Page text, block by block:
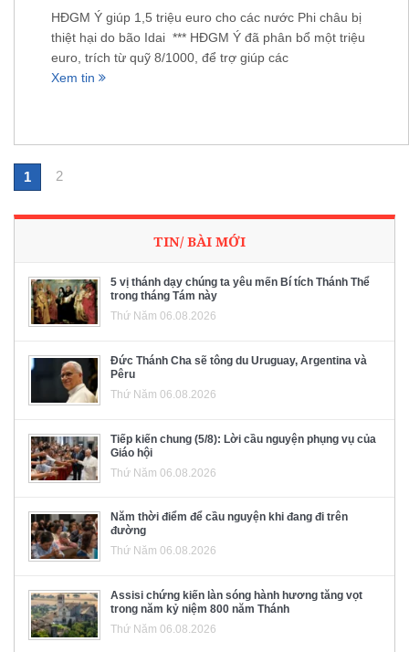
HĐGM Ý giúp 1,5 triệu euro cho các nước Phi châu bị
thiệt hại do bão Idai *** HĐGM Ý đã phân bổ một triệu
euro, trích từ quỹ 8/1000, để trợ giúp các
Xem tin
1 2
TIN/ BÀI MỚI
5 vị thánh dạy chúng ta yêu mến Bí tích Thánh Thể
trong tháng Tám này
Thứ Năm 06.08.2026
Đức Thánh Cha sẽ tông du Uruguay, Argentina và
Pêru
Thứ Năm 06.08.2026
Tiếp kiến chung (5/8): Lời cầu nguyện phụng vụ của
Giáo hội
Thứ Năm 06.08.2026
Năm thời điểm để cầu nguyện khi đang đi trên
đường
Thứ Năm 06.08.2026
Assisi chứng kiến làn sóng hành hương tăng vọt
trong năm kỷ niệm 800 năm Thánh
Thứ Năm 06.08.2026